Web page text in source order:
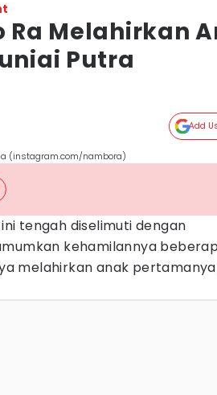
Ra Melahirkan
Putra
Add
(instagram.com/nambora)
tengah diselimuti dengan
kehamilannya
melahirkan anak pertamanya